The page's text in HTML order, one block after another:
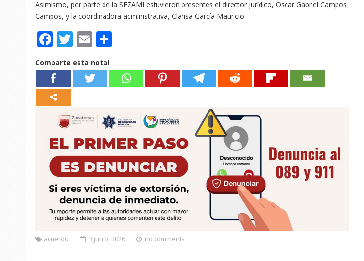
Asimismo, por parte de la SEZAMI estuvieron presentes el director jurídico, Oscar Gabriel Campos
Campos, y la coordinadora administrativa, Clarisa García Mauricio.
Facebook
Twitter
Email
Comparte esta nota!
acuerdo 3 junio, 2026 no comments